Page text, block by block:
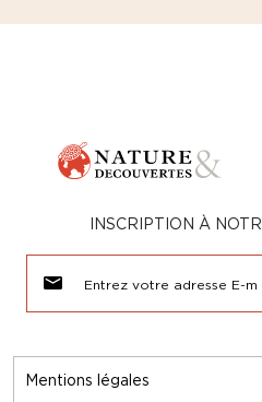
Mentions légales
INSCRIPTION À